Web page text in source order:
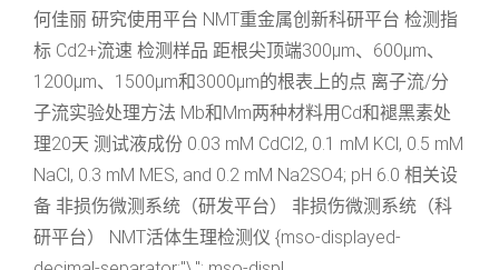
何佳丽 研究使用平台 NMT重金属创新科研平台 检测指
标 Cd2+流速 检测样品 距根尖顶端300μm、600μm、
1200μm、1500μm和3000μm的根表上的点 离子流/分
子流实验处理方法 Mb和Mm两种材料用Cd和褪黑素处
理20天 测试液成份 0.03 mM CdCl2, 0.1 mM KCl, 0.5 mM
NaCl, 0.3 mM MES, and 0.2 mM Na2SO4; pH 6.0 相关设
备 非损伤微测系统（研发平台） 非损伤微测系统（科
研平台） NMT活体生理检测仪 {mso-displayed-